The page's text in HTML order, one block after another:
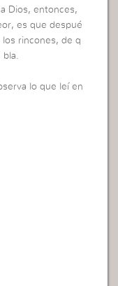
Dios, entonces,
es que despué
rincones, de q
lo que leí en